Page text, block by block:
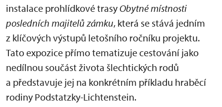
instalace prohlídkové trasy Obytné místnosti
posledních majitelů zámku, která se stává jedním
z klíčových výstupů letošního ročníku projektu.
Tato expozice přímo tematizuje cestování jako
nedílnou součást života šlechtických rodů
a představuje jej na konkrétním příkladu hraběcí
rodiny Podstatzky-Lichtenstein.